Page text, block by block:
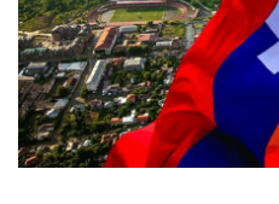
Եթե մարզային այցի
այլ երկրի տարածքում,
պատգամավորը՝ ՔՊ-
05.08.2026 12:08